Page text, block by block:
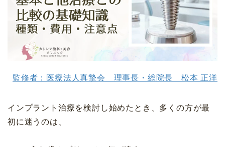
監修者：医療法人真摯会 理事長・総院長 松本 正洋
インプラント治療を検討し始めたとき、多くの方が最
初に迷うのは、